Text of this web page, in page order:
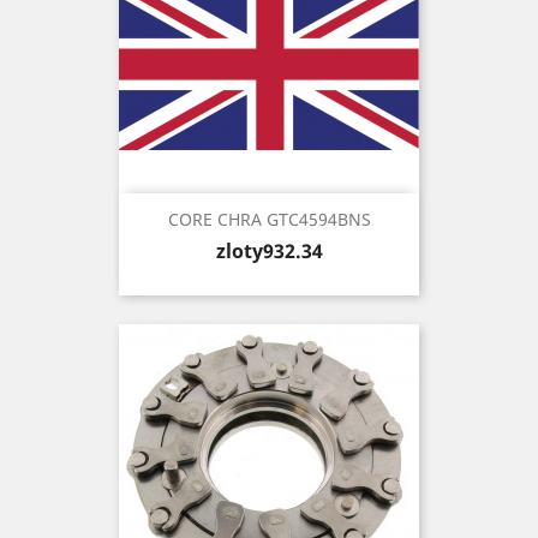
CORE CHRA GTC4594BNS
Price
zloty932.34